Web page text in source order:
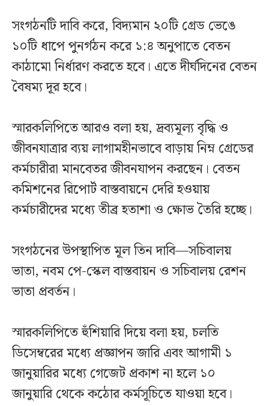
সংগঠনটি দাবি করে, বিদ্যমান ২০টি গ্রেড ভেঙে
১০টি ধাপে পুনর্গঠন করে ১:৪ অনুপাতে বেতন
কাঠামো নির্ধারণ করতে হবে। এতে দীর্ঘদিনের বেতন
বৈষম্য দূর হবে।
স্মারকলিপিতে আরও বলা হয়, দ্রব্যমূল্য বৃদ্ধি ও
জীবনযাত্রার ব্যয় লাগামহীনভাবে বাড়ায় নিম্ন গ্রেডের
কর্মচারীরা মানবেতর জীবনযাপন করছেন। বেতন
কমিশনের রিপোর্ট বাস্তবায়নে দেরি হওয়ায়
কর্মচারীদের মধ্যে তীব্র হতাশা ও ক্ষোভ তৈরি হচ্ছে।
সংগঠনের উপস্থাপিত মূল তিন দাবি—সচিবালয়
ভাতা, নবম পে-স্কেল বাস্তবায়ন ও সচিবালয় রেশন
ভাতা প্রবর্তন।
স্মারকলিপিতে হুঁশিয়ারি দিয়ে বলা হয়, চলতি
ডিসেম্বরের মধ্যে প্রজ্ঞাপন জারি এবং আগামী ১
জানুয়ারির মধ্যে গেজেট প্রকাশ না হলে ১০
জানুয়ারি থেকে কঠোর কর্মসূচিতে যাওয়া হবে।